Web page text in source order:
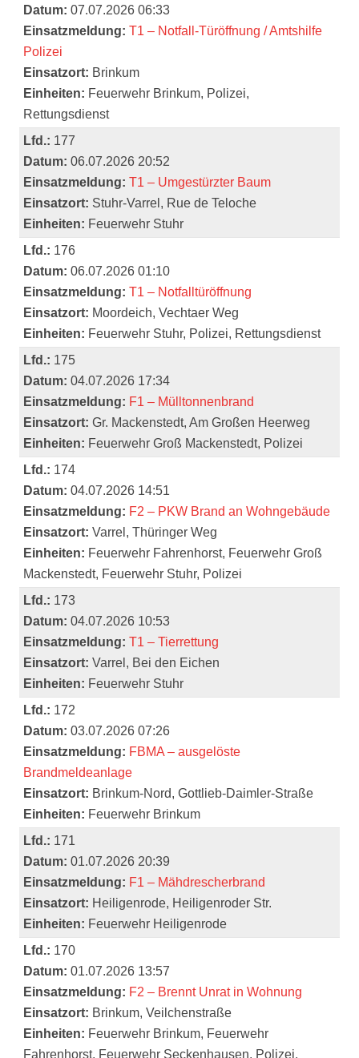
Datum: 07.07.2026 06:33
Einsatzmeldung: T1 – Notfall-Türöffnung / Amtshilfe
Polizei
Einsatzort: Brinkum
Einheiten: Feuerwehr Brinkum, Polizei,
Rettungsdienst
Lfd.: 177
Datum: 06.07.2026 20:52
Einsatzmeldung: T1 – Umgestürzter Baum
Einsatzort: Stuhr-Varrel, Rue de Teloche
Einheiten: Feuerwehr Stuhr
Lfd.: 176
Datum: 06.07.2026 01:10
Einsatzmeldung: T1 – Notfalltüröffnung
Einsatzort: Moordeich, Vechtaer Weg
Einheiten: Feuerwehr Stuhr, Polizei, Rettungsdienst
Lfd.: 175
Datum: 04.07.2026 17:34
Einsatzmeldung: F1 – Mülltonnenbrand
Einsatzort: Gr. Mackenstedt, Am Großen Heerweg
Einheiten: Feuerwehr Groß Mackenstedt, Polizei
Lfd.: 174
Datum: 04.07.2026 14:51
Einsatzmeldung: F2 – PKW Brand an Wohngebäude
Einsatzort: Varrel, Thüringer Weg
Einheiten: Feuerwehr Fahrenhorst, Feuerwehr Groß
Mackenstedt, Feuerwehr Stuhr, Polizei
Lfd.: 173
Datum: 04.07.2026 10:53
Einsatzmeldung: T1 – Tierrettung
Einsatzort: Varrel, Bei den Eichen
Einheiten: Feuerwehr Stuhr
Lfd.: 172
Datum: 03.07.2026 07:26
Einsatzmeldung: FBMA – ausgelöste
Brandmeldeanlage
Einsatzort: Brinkum-Nord, Gottlieb-Daimler-Straße
Einheiten: Feuerwehr Brinkum
Lfd.: 171
Datum: 01.07.2026 20:39
Einsatzmeldung: F1 – Mähdrescherbrand
Einsatzort: Heiligenrode, Heiligenroder Str.
Einheiten: Feuerwehr Heiligenrode
Lfd.: 170
Datum: 01.07.2026 13:57
Einsatzmeldung: F2 – Brennt Unrat in Wohnung
Einsatzort: Brinkum, Veilchenstraße
Einheiten: Feuerwehr Brinkum, Feuerwehr
Fahrenhorst, Feuerwehr Seckenhausen, Polizei,